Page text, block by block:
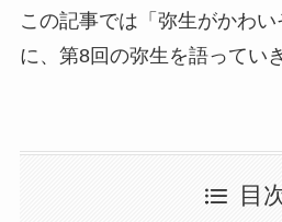
この記事では「弥生がかわ
に、第8回の弥生を語ってい
目